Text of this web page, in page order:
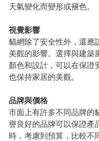
天氣變化而變形或褪色。
視覺影響
貓網除了安全性外，還應
美觀的影響。選擇與建築
顏色和設計，可以在保證
也保持家居的美觀。
品牌與價格
市面上有許多不同品牌的
譽良好的品牌可以保證產
時，考慮到預算，比較不